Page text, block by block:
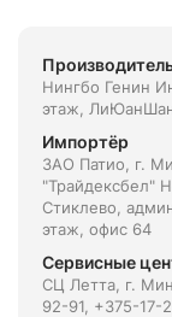
Нингбо Генин
этаж,
Импортёр
ЗАО Патио, г.
"Трайдексбел"
Стиклево,
этаж, офис 64
Сервисные
СЦ Летта, г.
92-91, +375-17-